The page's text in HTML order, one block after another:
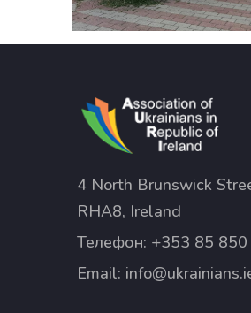
4 North Brunswick
RHA8, Ireland
Телефон: +353 85
Email: